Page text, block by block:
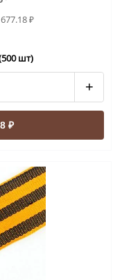
₽
шт)
+
₽